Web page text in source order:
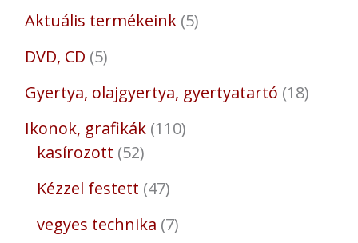
Aktuális termékeink 5
DVD, CD 5
Gyertya, olajgyertya, gyertyatartó 18
Ikonok, grafikák 110
kasírozott 52
Kézzel festett 47
vegyes technika 7